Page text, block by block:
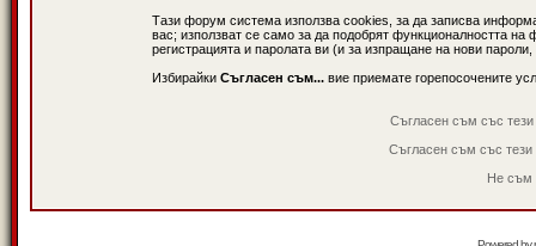
Тази форум система използва cookies, за да записва
вас; използват се само за да подобрят функционалността
регистрацията и паролата ви (и за изпращане на нови
Избирайки Съгласен съм... вие приемате горепосочените
Съгласен съм със
Съгласен съм със
Не съм